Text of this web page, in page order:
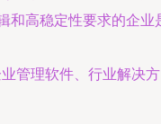
和高稳定性要求的企业
管理软件、行业解决方